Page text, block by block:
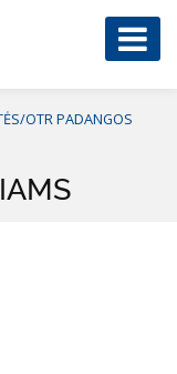
OTR PADANGOS